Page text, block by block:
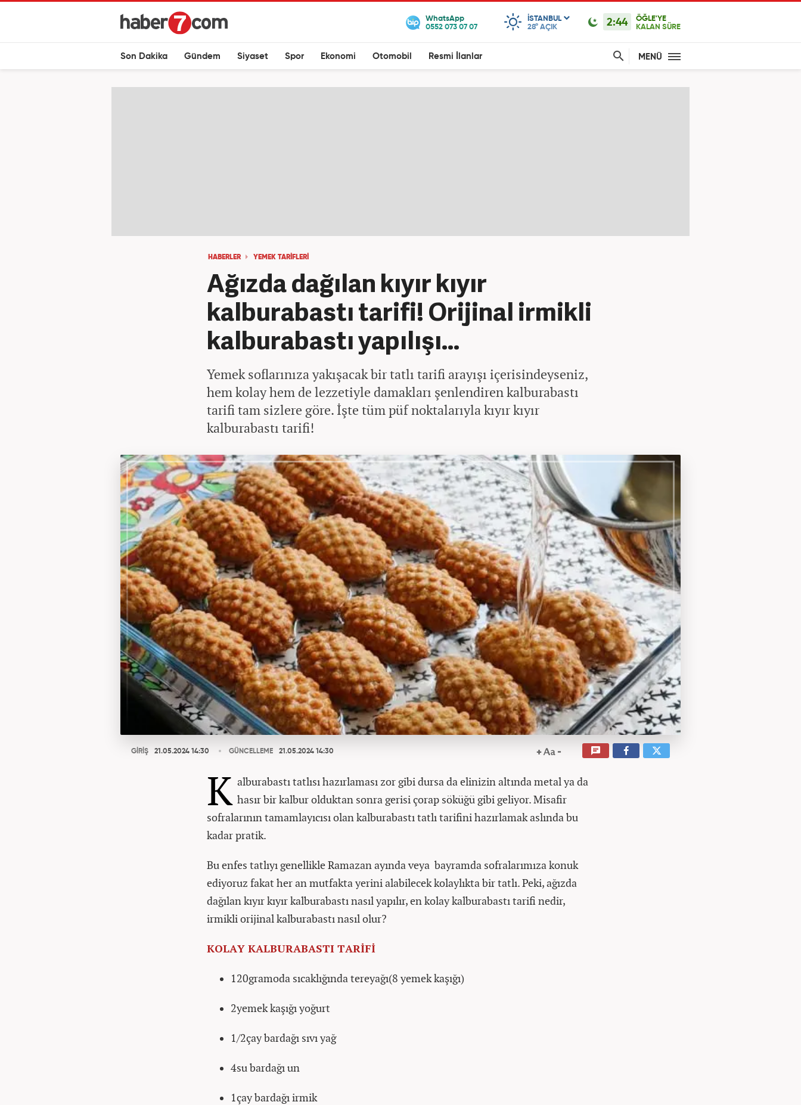
ISTANBUL
28° AÇIK 2:44
ÖĞLE'YE
KALAN SÜRE
Son Dakika Gündem Siyaset Spor Ekonomi Otomobil Resmi İlanlar MENÜ
HABERLER YEMEK TARIFLERI
Ağızda dağılan kıyır kıyır
kalburabastı tarifi! Orijinal irmikli
kalburabastı yapılışı...
Yemek soflarınıza yakışacak bir tatlı tarifi arayışı içerisindeyseniz,
hem kolay hem de lezzetiyle damakları şenlendiren kalburabastı
tarifi tam sizlere göre. İşte tüm püf noktalarıyla kıyır kıyır
kalburabastı tarifi!
GİRİŞ 21.05.2024 14:30 GÜNCELLEME 21.05.2024 14:30
K alburabastı tatlısı hazırlaması zor gibi dursa da elinizin altında metal ya da
hasır bir kalbur olduktan sonra gerisi çorap söküğü gibi geliyor. Misafir
sofralarının tamamlayıcısı olan kalburabastı tatlı tarifini hazırlamak aslında bu
kadar pratik.
Bu enfes tatlıyı genellikle Ramazan ayında veya bayramda sofralarımıza konuk
ediyoruz fakat her an mutfakta yerini alabilecek kolaylıkta bir tatlı. Peki, ağızda
dağılan kıyır kıyır kalburabastı nasıl yapılır, en kolay kalburabastı tarifi nedir,
irmikli orijinal kalburabastı nasıl olur?
KOLAY KALBURABASTI TARİFİ
120gramoda sıcaklığında tereyağı(8 yemek kaşığı)
2yemek kaşığı yoğurt
1/2çay bardağı sıvı yağ
4su bardağı un
1çay bardağı irmik